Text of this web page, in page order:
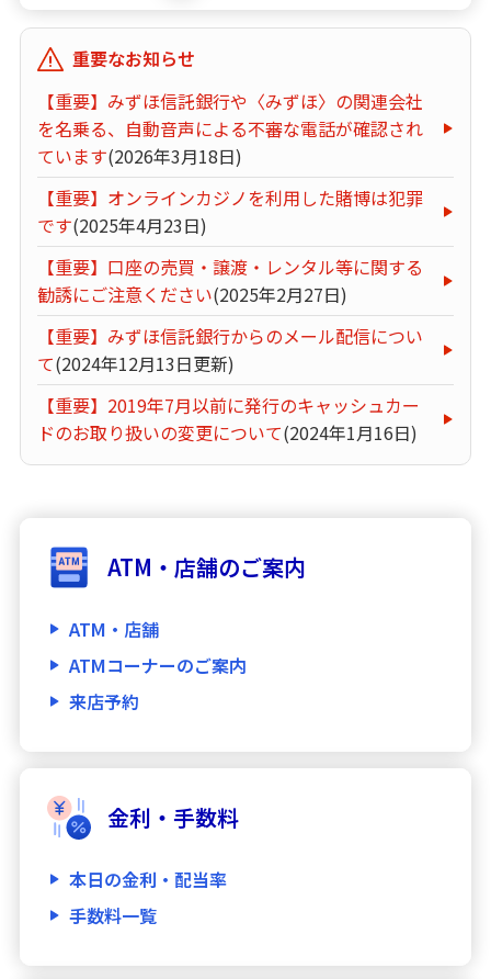
重要なお知らせ
【重要】みずほ信託銀行や〈みずほ〉の関連会社
を名乗る、自動音声による不審な電話が確認され
ています(2026年3月18日)
【重要】オンラインカジノを利用した賭博は犯罪
です(2025年4月23日)
【重要】口座の売買・譲渡・レンタル等に関する
勧誘にご注意ください(2025年2月27日)
【重要】みずほ信託銀行からのメール配信につい
て(2024年12月13日更新)
【重要】2019年7月以前に発行のキャッシュカー
ドのお取り扱いの変更について(2024年1月16日)
ATM・店舗のご案内
ATM・店舗
ATMコーナーのご案内
来店予約
金利・手数料
本日の金利・配当率
手数料一覧